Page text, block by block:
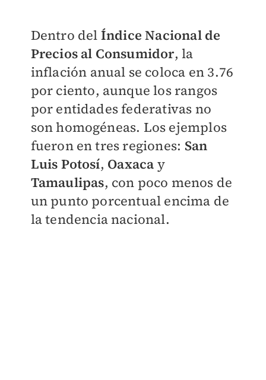
Dentro del Índice Nacional de
Precios al Consumidor, la
inflación anual se coloca en 3.76
por ciento, aunque los rangos
por entidades federativas no
son homogéneas. Los ejemplos
fueron en tres regiones: San
Luis Potosí, Oaxaca y
Tamaulipas, con poco menos de
un punto porcentual encima de
la tendencia nacional.